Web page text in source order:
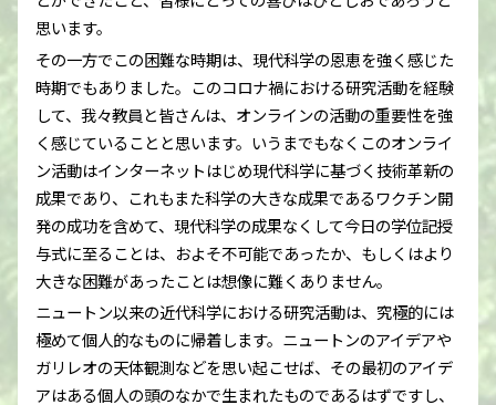
思います。
その一方でこの困難な時期は、現代科学の恩恵を強く感じた
時期でもありました。このコロナ禍における研究活動を経験
して、我々教員と皆さんは、オンラインの活動の重要性を強
く感じていることと思います。いうまでもなくこのオンライ
ン活動はインターネットはじめ現代科学に基づく技術革新の
成果であり、これもまた科学の大きな成果であるワクチン開
発の成功を含めて、現代科学の成果なくして今日の学位記授
与式に至ることは、およそ不可能であったか、もしくはより
大きな困難があったことは想像に難くありません。
ニュートン以来の近代科学における研究活動は、究極的には
極めて個人的なものに帰着します。ニュートンのアイデアや
ガリレオの天体観測などを思い起こせば、その最初のアイデ
アはある個人の頭のなかで生まれたものであるはずですし、